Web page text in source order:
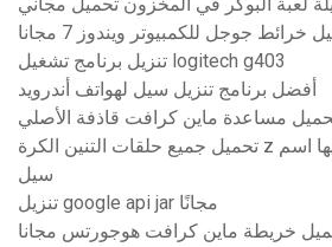
لعبة البوكر في المخزون تحميل مجاني
خرائط جوجل للكمبيوتر ويندوز 7 مجانا
تنزيل برنامج تشغيل logitech g403
أفضل برنامج تنزيل سيل لهواتف أندرويد
مساعدة ماين كرافت قاذفة الأصلي
تحميل جميع حلقات التنين الكرة z بالإنجليزية يطلق عليها اسم
سيل
تنزيل google api jar مجانًا
خريطة ماين كرافت هوجورتس مجانا